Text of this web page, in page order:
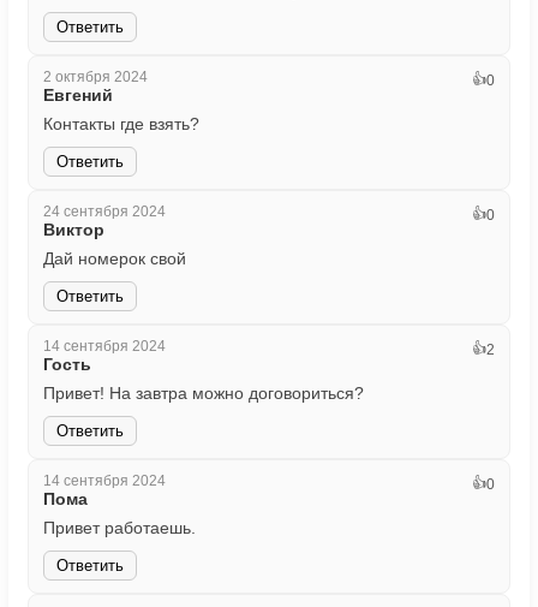
Ответить
2 октября 2024
Евгений
👍0
Контакты где взять?
Ответить
24 сентября 2024
Виктор
👍0
Дай номерок свой
Ответить
14 сентября 2024
Гость
👍2
Привет! На завтра можно договориться?
Ответить
14 сентября 2024
Пома
👍0
Привет работаешь.
Ответить